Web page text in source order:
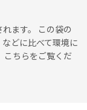
ます。 この袋の
どに比べて環境に
こちらをご覧くだ